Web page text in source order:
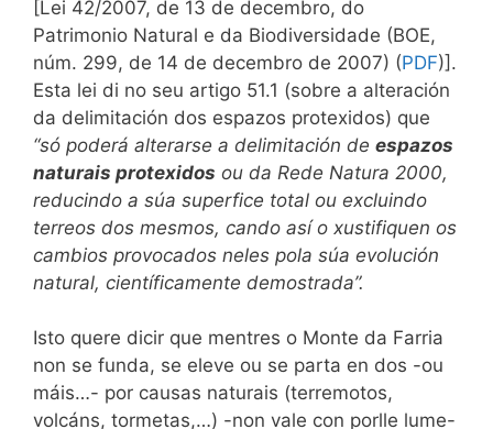
[Lei 42/2007, de 13 de decembro, do
Patrimonio Natural e da Biodiversidade (BOE,
núm. 299, de 14 de decembro de 2007) (PDF)].
Esta lei di no seu artigo 51.1 (sobre a alteración
da delimitación dos espazos protexidos) que
“só poderá alterarse a delimitación de espazos
naturais protexidos ou da Rede Natura 2000,
reducindo a súa superfice total ou excluindo
terreos dos mesmos, cando así o xustifiquen os
cambios provocados neles pola súa evolución
natural, científicamente demostrada”.
Isto quere dicir que mentres o Monte da Farria
non se funda, se eleve ou se parta en dos -ou
máis…- por causas naturais (terremotos,
volcáns, tormetas,…) -non vale con porlle lume-